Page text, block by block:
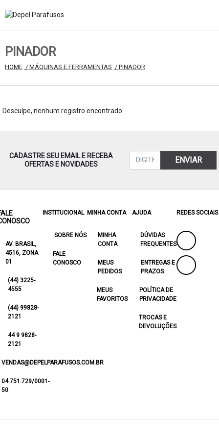
PINADOR
HOME / MÁQUINAS E FERRAMENTAS / PINADOR
Desculpe, nenhum registro encontrado
CADASTRE SEU EMAIL E RECEBA
OFERTAS E NOVIDADES
ENVIAR
AV. BRASIL,
4516, ZONA
01
(44) 3225-
4555
(44) 99828-
2121
44 9 9828-
2121
VENDAS@DEPELPARAFUSOS.COM.BR
04.751.729/0001-
50
INSTITUCIONAL
SOBRE NÓS
FALE
CONOSCO
MINHA CONTA
MINHA
CONTA
MEUS
PEDIDOS
MEUS
FAVORITOS
AJUDA
DÚVIDAS
FREQUENTES
ENTREGAS E
PRAZOS
POLÍTICA DE
PRIVACIDADE
TROCAS E
DEVOLUÇÕES
REDES SOCIAIS